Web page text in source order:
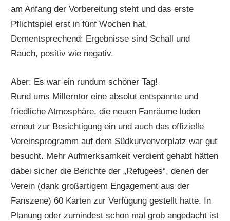
am Anfang der Vorbereitung steht und das erste
Pflichtspiel erst in fünf Wochen hat.
Dementsprechend: Ergebnisse sind Schall und
Rauch, positiv wie negativ.
Aber: Es war ein rundum schöner Tag!
Rund ums Millerntor eine absolut entspannte und
friedliche Atmosphäre, die neuen Fanräume luden
erneut zur Besichtigung ein und auch das offizielle
Vereinsprogramm auf dem Südkurvenvorplatz war gut
besucht. Mehr Aufmerksamkeit verdient gehabt hätten
dabei sicher die Berichte der „Refugees“, denen der
Verein (dank großartigem Engagement aus der
Fanszene) 60 Karten zur Verfügung gestellt hatte. In
Planung oder zumindest schon mal grob angedacht ist